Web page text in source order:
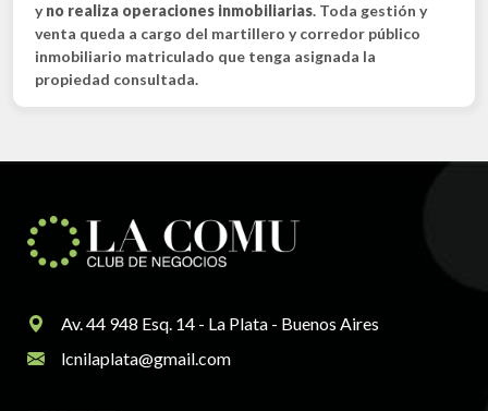
yno realiza operaciones inmobiliarias. Toda gestión y
venta queda a cargo del martillero y corredor público
inmobiliario matriculado que tenga asignada la
propiedad consultada.
Av. 44 948 Esq. 14 - La Plata - Buenos Aires
lcnilaplata@gmail.com